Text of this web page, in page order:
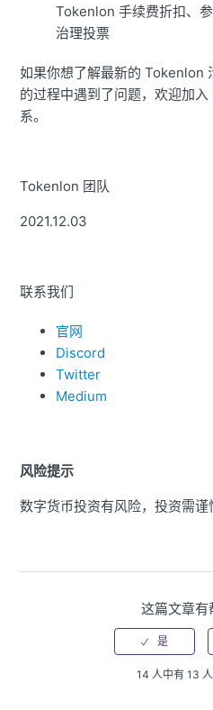
Tokenlon 手续费折扣、
治理投票
如果你想了解最新的 Tokenlon
的过程中遇到了问题，欢迎加入
系。
Tokenlon 团队
2021.12.03
联系我们
官网
Discord
Twitter
Medium
风险提示
数字货币投资有风险，投资需谨
这篇文章有
14 人中有 13